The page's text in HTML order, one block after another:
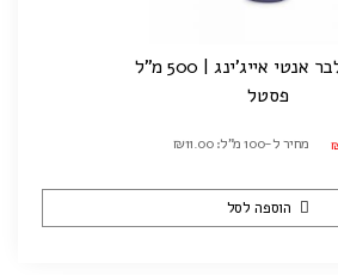
אייג'ינג | 500 מ"ל
פסטל
מחיר ל-100 מ"ל: ₪11.00
הוספה לסל